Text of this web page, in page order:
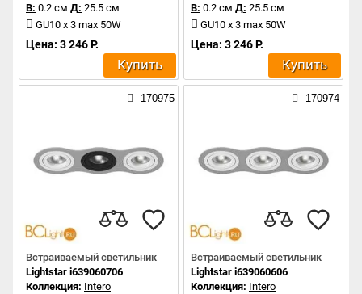
В: 0.2 см Д: 25.5 см
GU10 x 3 max 50W
Цена: 3 246 Р.
Купить
В: 0.2 см Д: 25.5 см
GU10 x 3 max 50W
Цена: 3 246 Р.
Купить
170975
Встраиваемый светильник
Lightstar i639060706
Коллекция: Intero
170974
Встраиваемый светильник
Lightstar i639060606
Коллекция: Intero